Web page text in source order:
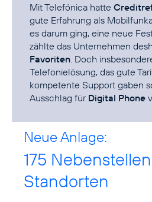
Mit Telefónica hatte
gute Erfahrung als
es darum ging, eine neue
zählte das Unternehmen
Favoriten . Doch
Telefonielösung, das gute
kompetente Support gaben
Ausschlag für Digital Phone
Neue Anlage:
175
Standorten